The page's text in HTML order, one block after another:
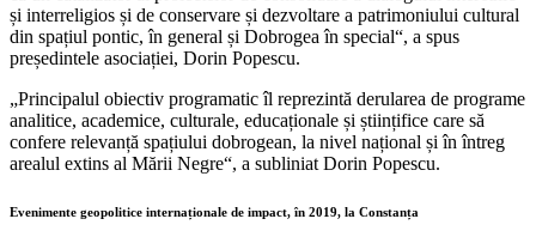
și interreligios și de conservare și dezvoltare a patrimoniului cultural
din spațiul pontic, în general și Dobrogea în special“, a spus
președintele asociației, Dorin Popescu.
„Principalul obiectiv programatic îl reprezintă derularea de programe
analitice, academice, culturale, educaționale și științifice care să
confere relevanță spațiului dobrogean, la nivel național și în întreg
arealul extins al Mării Negre“, a subliniat Dorin Popescu.
Evenimente geopolitice internaționale de impact, în 2019, la Constanța